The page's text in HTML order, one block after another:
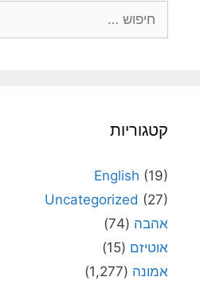
קטגוריות
English (19)
Uncategorized (27)
אהבה (74)
אוטיזם (15)
אמונה (1,277)